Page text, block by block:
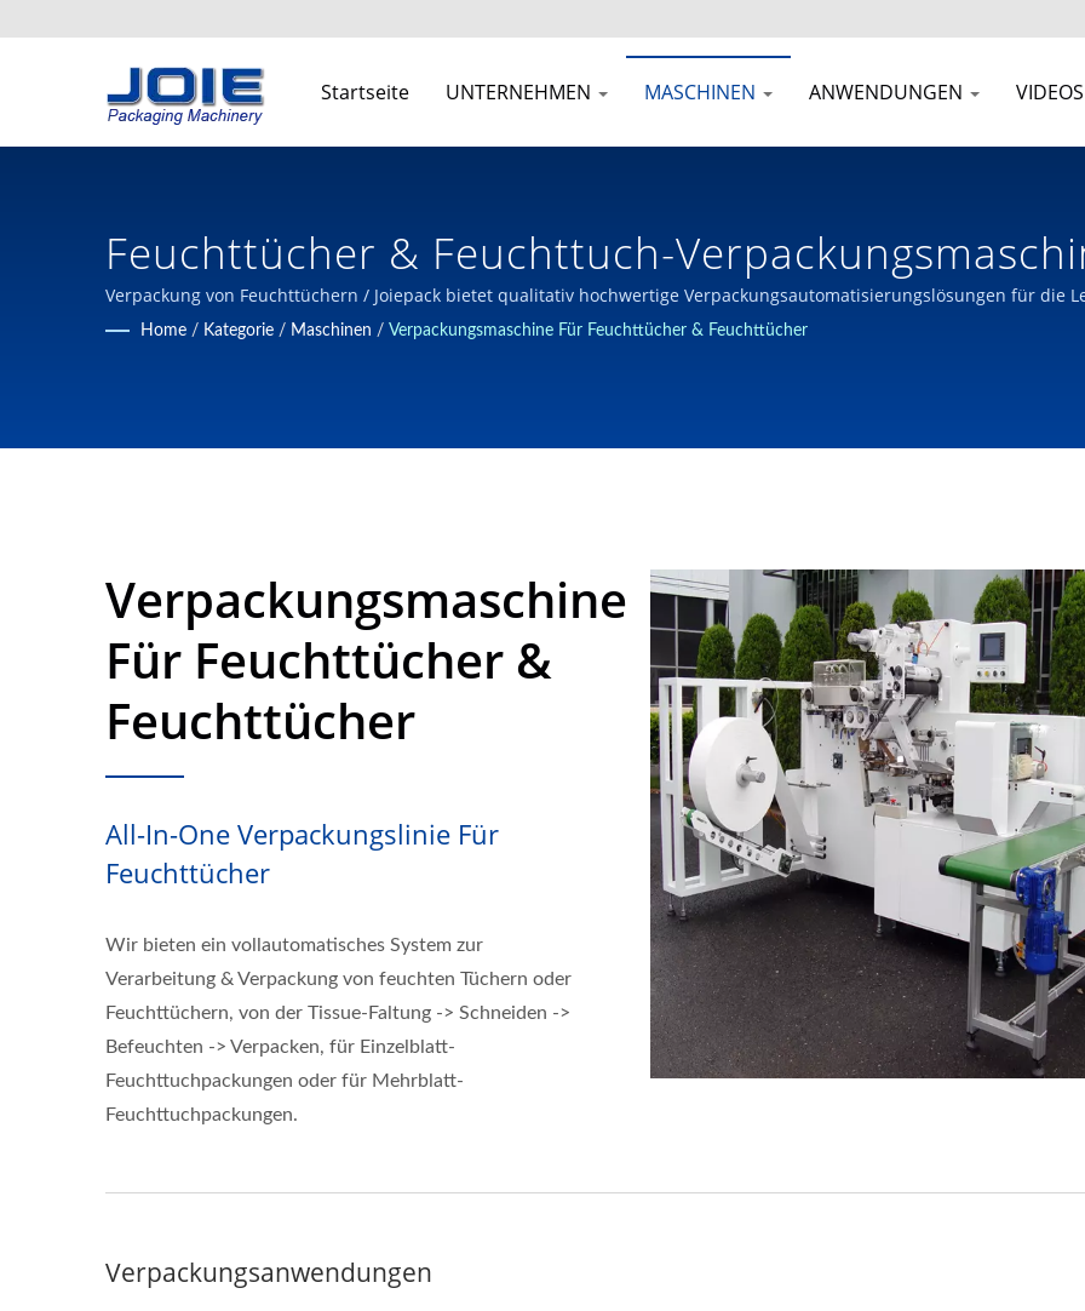
Startseite UNTERNEHMEN MASCHINEN ANWENDUNGEN VIDEOS
Feuchttücher & Feuchttuch-
Ansässiges Unternehmen Für Die Entwicklung
Verpackung von Feuchttüchern / Joiepack bietet qualitativ hochwertige Verpackungsautomatisierungslösungen für die
jahrzehntelanger Berufserfahrung in der Verpackungsmaschinenindustrie seit 1980 in Taiwan.
Home / Kategorie / Maschinen / Verpackungsmaschine Für Feuchttücher & Feuchttücher
Verpackungsmaschine
Für Feuchttücher &
Feuchttücher
All-In-One Verpackungslinie Für
Feuchttücher
Wir bieten ein vollautomatisches System zur
Verarbeitung & Verpackung von feuchten Tüchern oder
Feuchttüchern, von der Tissue-Faltung -> Schneiden ->
Befeuchten -> Verpacken, für Einzelblatt-
Feuchttuchpackungen oder für Mehrblatt-
Feuchttuchpackungen.
Verpackungsanwendungen